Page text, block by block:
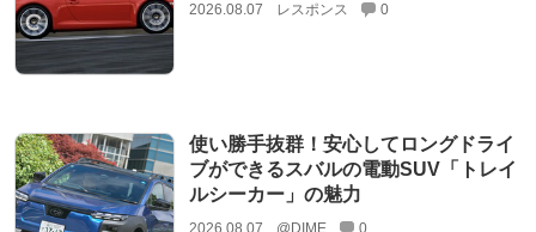
2026.08.07 レスポンス 0
使い勝手抜群！安心してロングドライ
ブができるスバルの電動SUV「トレイ
ルシーカー」の魅力
2026.08.07 @DIME 0